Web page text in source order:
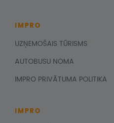
IMPRO
UZŅEMOŠAIS TŪRISMS
AUTOBUSU NOMA
IMPRO PRIVĀTUMA POLITIKA
IMPRO